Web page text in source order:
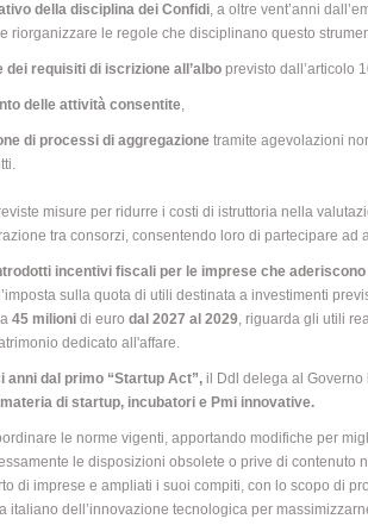
della disciplina dei Confidi, a oltre vent’anni
riorganizzare le regole che disciplinano questo
dei requisiti di iscrizione all’albo previsto dall’articolo
delle attività consentite,
di processi di aggregazione tramite agevolazioni
misure per ridurre i costi di istruttoria nella
tra consorzi, consentendo loro di partecipare
incentivi fiscali per le imprese che
sulla quota di utili destinata a investimenti
45 milioni di euro dal 2027 al 2029, riguarda gli utili
dedicato all'affare.
anni dal primo “Startup Act”, il Ddl delega al Governo
di startup, incubatori e Pmi innovative.
le norme vigenti, apportando modifiche per
le disposizioni obsolete o prive di contenuto
di imprese e ampliati i suoi compiti, con lo scopo di
italiano dell’innovazione tecnologica per